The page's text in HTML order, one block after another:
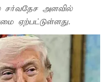
சர்வதேச அளவில்
ஏற்பட்டுள்ளது.